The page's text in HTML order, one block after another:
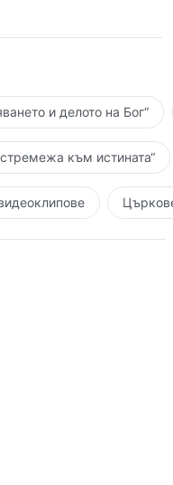
и делото на Бог“
към истината“